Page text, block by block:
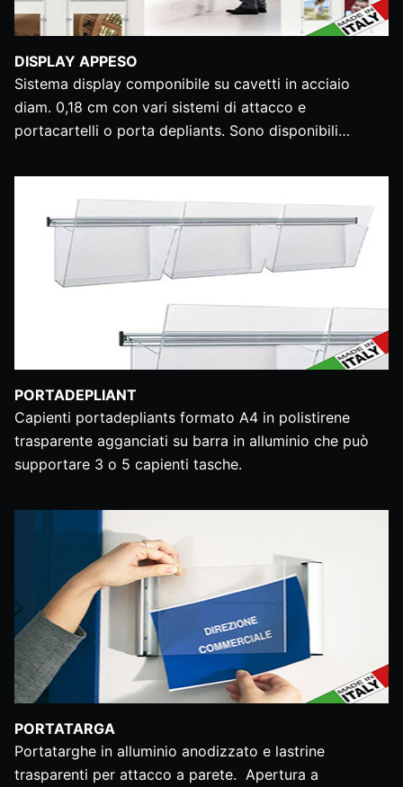
DISPLAY APPESO
Sistema display componibile su cavetti in acciaio
diam. 0,18 cm con vari sistemi di attacco e
portacartelli o porta depliants. Sono disponibili…
PORTADEPLIANT
Capienti portadepliants formato A4 in polistirene
trasparente agganciati su barra in alluminio che può
supportare 3 o 5 capienti tasche.
PORTATARGA
Portatarghe in alluminio anodizzato e lastrine
trasparenti per attacco a parete. Apertura a